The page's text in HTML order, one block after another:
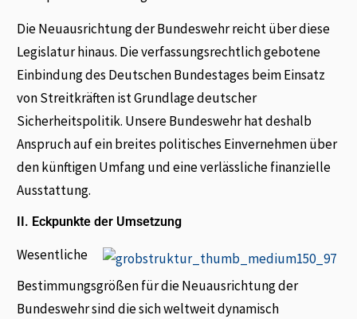
Die Neuausrichtung der Bundeswehr reicht über diese
Legislatur hinaus. Die verfassungsrechtlich gebotene
Einbindung des Deutschen Bundestages beim Einsatz
von Streitkräften ist Grundlage deutscher
Sicherheitspolitik. Unsere Bundeswehr hat deshalb
Anspruch auf ein breites politisches Einvernehmen über
den künftigen Umfang und eine verlässliche finanzielle
Ausstattung.
II. Eckpunkte der Umsetzung
Wesentliche
Bestimmungsgrößen für die Neuausrichtung der
Bundeswehr sind die sich weltweit dynamisch